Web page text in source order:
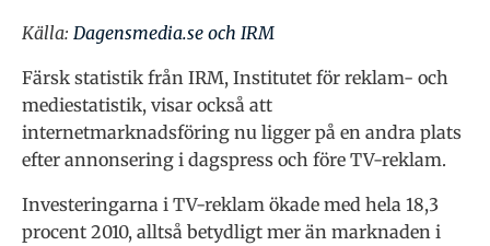
Källa: Dagensmedia.se och IRM
Färsk statistik från IRM, Institutet för reklam- och
mediestatistik, visar också att
internetmarknadsföring nu ligger på en andra plats
efter annonsering i dagspress och före TV-reklam.
Investeringarna i TV-reklam ökade med hela 18,3
procent 2010, alltså betydligt mer än marknaden i